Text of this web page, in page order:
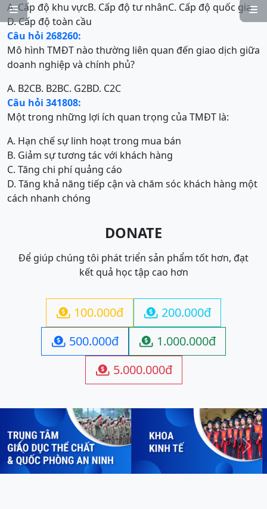


A. Cấp độ khu vựcB. Cấp độ tư nhânC. Cấp độ quốc gia
D. Cấp độ toàn cầu
Câu hỏi 268260:
Mô hình TMĐT nào thường liên quan đến giao dịch giữa
doanh nghiệp và chính phủ?
A. B2CB. B2BC. G2BD. C2C
Câu hỏi 341808:
Một trong những lợi ích quan trọng của TMĐT là:
A. Hạn chế sự linh hoạt trong mua bán
B. Giảm sự tương tác với khách hàng
C. Tăng chi phí quảng cáo
D. Tăng khả năng tiếp cận và chăm sóc khách hàng một
cách nhanh chóng
DONATE
Để giúp chúng tôi phát triển sản phẩm tốt hơn, đạt
kết quả học tập cao hơn
 100.000đ  200.000đ
 500.000đ  1.000.000đ
 5.000.000đ
Previous Next